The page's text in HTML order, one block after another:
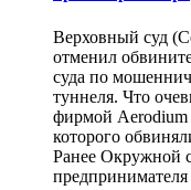
Верховный суд
отменил
суда по
туннеля. Что
фирмой Aerodium
которого
Ранее Окружной